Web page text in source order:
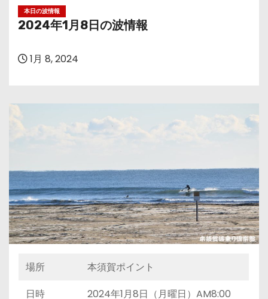
本日の波情報
2024年1月8日の波情報
1月 8, 2024
場所
本須賀ポイント
日時
2024年1月8日（月曜日）AM8:00